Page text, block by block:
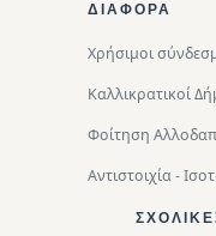
ΔΙΑΦΟΡΑ
Χρήσιμοι
Καλλικρατικοί
Φοίτηση
Αντιστοιχία -